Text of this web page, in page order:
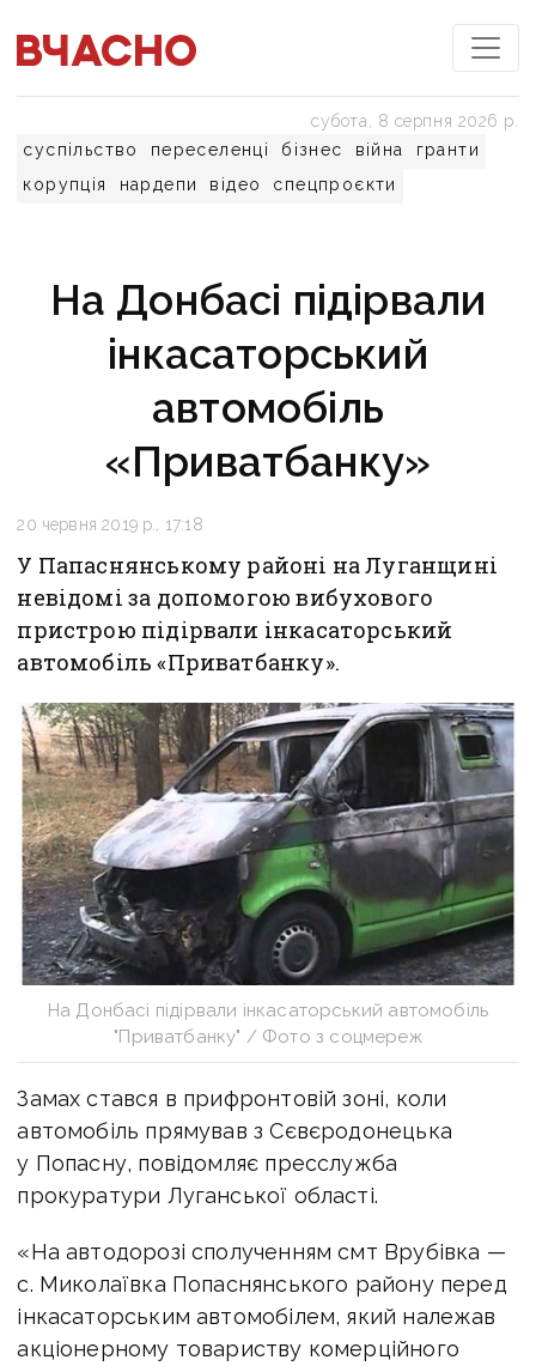
суспільство переселенці бізнес війна
гранти
корупція
нардепи відео спецпроєкти
субота, 8 серпня 2026 р.
На Донбасі підірвали
інкасаторський
автомобіль
«Приватбанку»
20 червня 2019 р., 17:18
У Папаснянському районі на Луганщині
невідомі за допомогою вибухового
пристрою підірвали інкасаторський
автомобіль «Приватбанку».
На Донбасі підірвали інкасаторський автомобіль
"Приватбанку" / Фото з соцмереж
Замах стався в прифронтовій зоні, коли
автомобіль прямував з Сєвєродонецька
у Попасну, повідомляє пресслужба
прокуратури Луганської області.
«На автодорозі сполученням смт Врубівка —
с. Миколаївка Попаснянського району перед
інкасаторським автомобілем, який належав
акціонерному товариству комерційного